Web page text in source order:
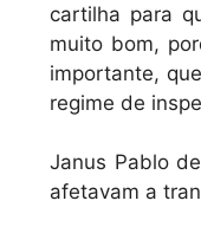
cartilha para
muito bom,
importante,
regime de
Janus Pablo
afetavam a